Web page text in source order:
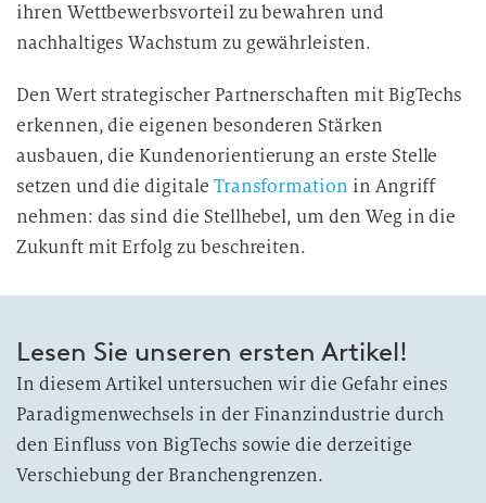
ihren Wettbewerbsvorteil zu bewahren und
nachhaltiges Wachstum zu gewährleisten.
Den Wert strategischer Partnerschaften mit BigTechs
erkennen, die eigenen besonderen Stärken
ausbauen, die Kundenorientierung an erste Stelle
setzen und die digitale Transformation in Angriff
nehmen: das sind die Stellhebel, um den Weg in die
Zukunft mit Erfolg zu beschreiten.
Lesen Sie unseren ersten Artikel!
In diesem Artikel untersuchen wir die Gefahr eines
Paradigmenwechsels in der Finanzindustrie durch
den Einfluss von BigTechs sowie die derzeitige
Verschiebung der Branchengrenzen.